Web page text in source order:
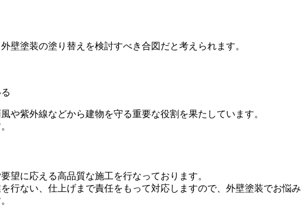
壁塗装の塗り替えを検討すべき合図だと考えられます。
や紫外線などから建物を守る重要な役割を果たしています。
望に応える高品質な施工を行なっております。
行ない、仕上げまで責任をもって対応しますので、外壁塗装でお悩